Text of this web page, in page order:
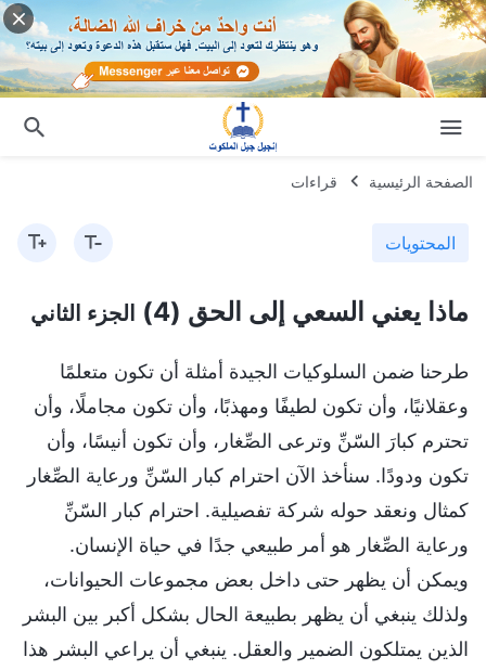
الصفحة الرئيسية قراءات
المحتويات
ماذا يعني السعي إلى الحق (4) الجزء الثاني
طرحنا ضمن السلوكيات الجيدة أمثلة أن تكون متعلمًا
وعقلانيًا، وأن تكون لطيفًا ومهذبًا، وأن تكون مجاملًا، وأن
تحترم كبارَ السّنِّ وترعى الصِّغار، وأن تكون أنيسًا، وأن
تكون ودودًا. سنأخذ الآن احترام كبار السّنِّ ورعاية الصِّغار
كمثال ونعقد حوله شركة تفصيلية. احترام كبار السّنِّ
ورعاية الصِّغار هو أمر طبيعي جدًا في حياة الإنسان.
ويمكن أن يظهر حتى داخل بعض مجموعات الحيوانات،
ولذلك ينبغي أن يظهر بطبيعة الحال بشكل أكبر بين البشر
الذين يمتلكون الضمير والعقل. ينبغي أن يراعي البشر هذا